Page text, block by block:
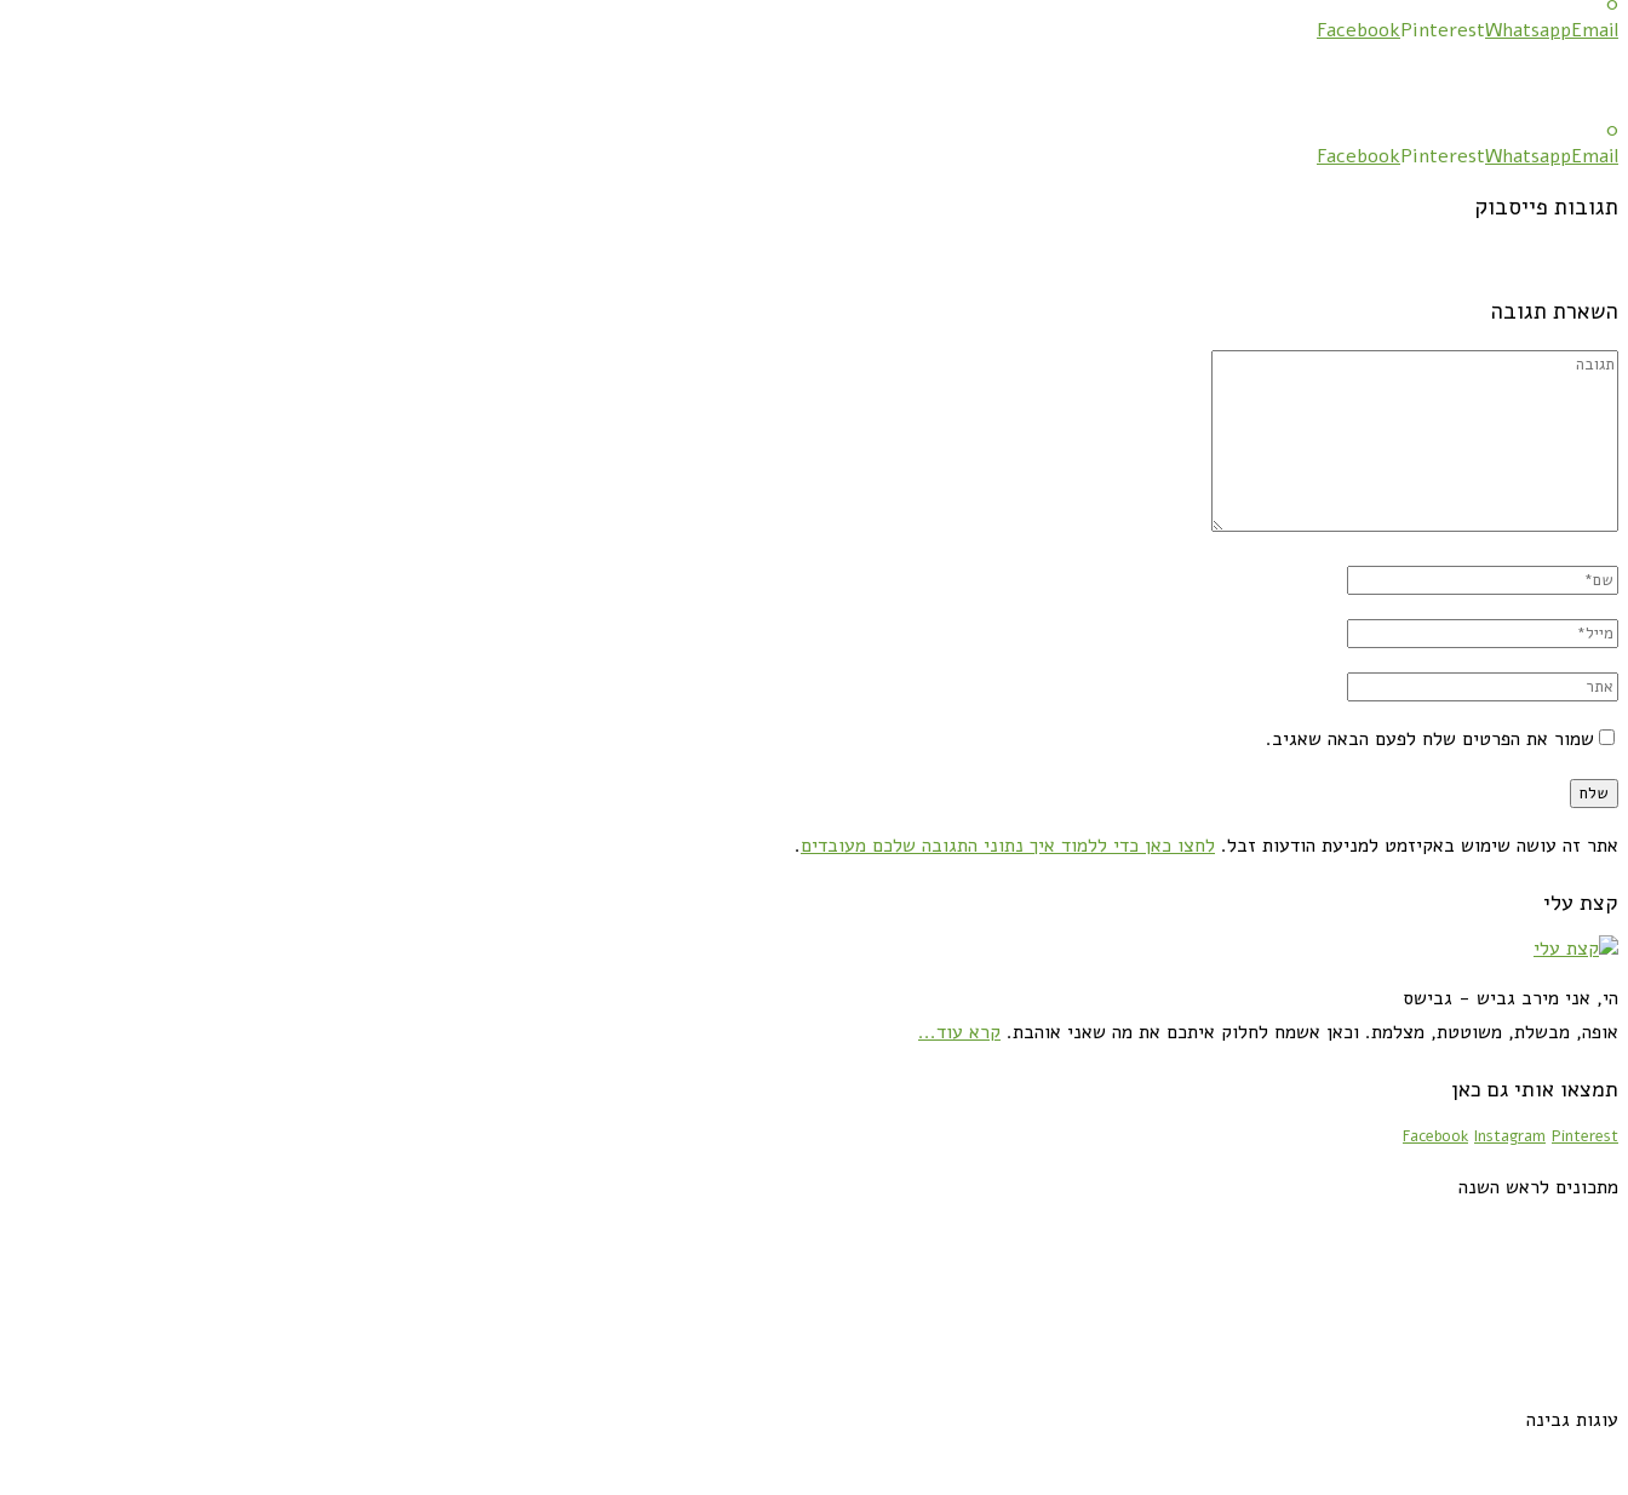
FacebookPinterestWhatsappEmail
0
FacebookPinterestWhatsappEmail
תגובות פייסבוק
השארת תגובה
שמור את הפרטים שלח לפעם הבאה שאגיב.
אתר זה עושה שימוש באקיזמט למניעת הודעות זבל. לחצו כאן כדי ללמוד איך נתוני התגובה שלכם מעובדים.
קצת עלי
הי, אני מירב גביש - גבישס
אופה, מבשלת, משוטטת, מצלמת. וכאן אשמח לחלוק איתכם את מה שאני אוהבת. קרא עוד...
תמצאו אותי גם כאן
Facebook Instagram Pinterest
מתכונים לראש השנה
עוגות גבינה